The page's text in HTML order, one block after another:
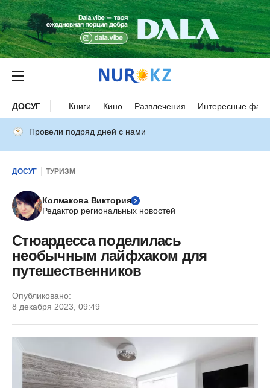
ДОСУГ Книги Кино Развлечения Интересные
Провели подряд дней с нами
ДОСУГ ТУРИЗМ
Колмакова Виктория
Редактор региональных новостей
Стюардесса поделилась
необычным лайфхаком для
путешественников
Опубликовано:
8 декабря 2023, 09:49